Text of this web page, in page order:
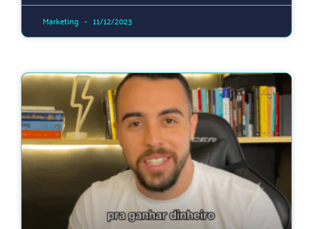
Marketing 11/12/2023